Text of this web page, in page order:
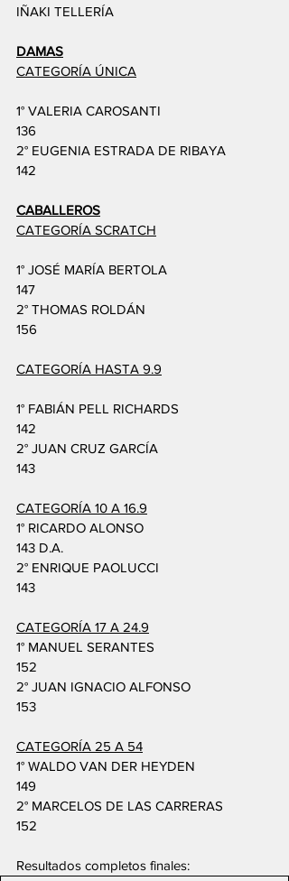
IÑAKI TELLERÍA
DAMAS
CATEGORÍA ÚNICA
1° VALERIA CAROSANTI
136
2° EUGENIA ESTRADA DE RIBAYA
142
CABALLEROS
CATEGORÍA SCRATCH
1° JOSÉ MARÍA BERTOLA
147
2° THOMAS ROLDÁN
156
CATEGORÍA HASTA 9.9
1° FABIÁN PELL RICHARDS
142
2° JUAN CRUZ GARCÍA
143
CATEGORÍA 10 A 16.9
1° RICARDO ALONSO
143 D.A.
2° ENRIQUE PAOLUCCI
143
CATEGORÍA 17 A 24.9
1° MANUEL SERANTES
152
2° JUAN IGNACIO ALFONSO
153
CATEGORÍA 25 A 54
1° WALDO VAN DER HEYDEN
149
2° MARCELOS DE LAS CARRERAS
152
Resultados completos finales: